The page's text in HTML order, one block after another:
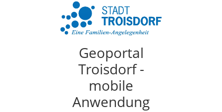
Geoportal
Troisdorf -
mobile
Anwendung